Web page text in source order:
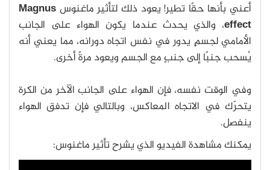
أعني بأنها حقًا تطير! يعود ذلك لتأثير ماغنوس Magnus
effect، والذي يحدث عندما يكون الهواء على الجانب
الأمامي لجسمٍ يدور في نفس اتجاه دورانه، مما يعني أنه
يُسحب جنبًا إلى جنبٍ مع الجسم ويعود مرةً أخرى.
وفي الوقت نفسه، فإن الهواء على الجانب الآخر من الكرة
يتحرّك في الاتجاه المعاكس، وبالتالي فإن تدفق الهواء
ينفصل.
يمكنك مشاهدة الفيديو الذي يشرح تأثير ماغنوس: